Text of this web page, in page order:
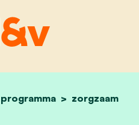
home
programma zorgzaam
kinderen